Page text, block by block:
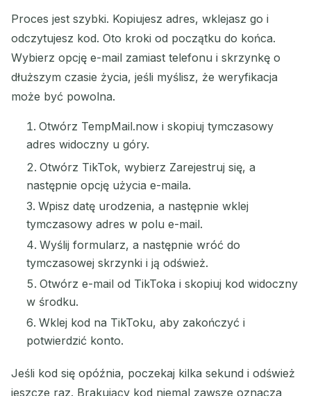
Proces jest szybki. Kopiujesz adres, wklejasz go i
odczytujesz kod. Oto kroki od początku do końca.
Wybierz opcję e-mail zamiast telefonu i skrzynkę o
dłuższym czasie życia, jeśli myślisz, że weryfikacja
może być powolna.
Otwórz TempMail.now i skopiuj tymczasowy
adres widoczny u góry.
Otwórz TikTok, wybierz Zarejestruj się, a
następnie opcję użycia e-maila.
Wpisz datę urodzenia, a następnie wklej
tymczasowy adres w polu e-mail.
Wyślij formularz, a następnie wróć do
tymczasowej skrzynki i ją odśwież.
Otwórz e-mail od TikToka i skopiuj kod widoczny
w środku.
Wklej kod na TikToku, aby zakończyć i
potwierdzić konto.
Jeśli kod się opóźnia, poczekaj kilka sekund i odśwież
jeszcze raz. Brakujący kod niemal zawsze oznacza